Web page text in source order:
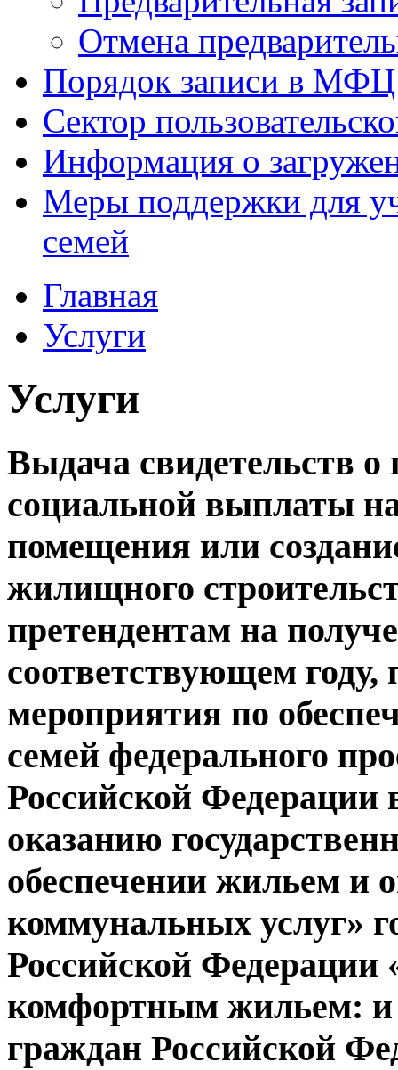
Отмена
Порядок записи в МФЦ
Сектор
Информация о
Меры поддержки для
семей
Главная
Услуги
Услуги
Выдача свидетельств о
социальной выплаты
помещения или
жилищного
претендентам на
соответствующем
мероприятия по
семей федерального
Российской Федерации
оказанию
обеспечении жильем и
коммунальных услуг»
Российской Федерации
комфортным жильем:
граждан Российской